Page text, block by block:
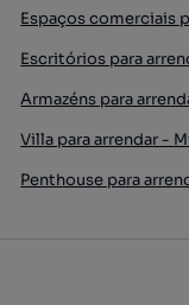
Espaços comerciais
Escritórios para
Armazéns para
Villa para arrendar -
Penthouse para